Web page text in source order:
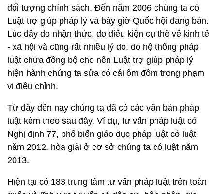
đối tượng chính sách. Đến năm 2006 chúng ta có
Luật trợ giúp pháp lý và bây giờ Quốc hội đang bàn.
Lúc đấy do nhận thức, do điều kiện cụ thể về kinh tế
- xã hội và cũng rất nhiều lý do, do hệ thống pháp
luật chưa đồng bộ cho nên Luật trợ giúp pháp lý
hiện hành chúng ta sửa có cái ôm đồm trong phạm
vi điều chỉnh.
Từ đấy đến nay chúng ta đã có các văn bản pháp
luật kèm theo sau đây. Ví dụ, tư vấn pháp luật có
Nghị định 77, phổ biến giáo dục pháp luật có luật
năm 2012, hòa giải ở cơ sở chúng ta có luật năm
2013.
Hiện tại có 183 trung tâm tư vấn pháp luật trên toàn